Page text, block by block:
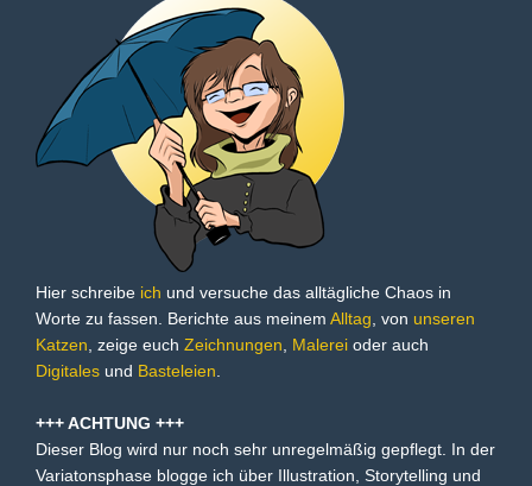
Hier schreibe ich und versuche das alltägliche Chaos in
Worte zu fassen. Berichte aus meinem Alltag , von unseren
Katzen , zeige euch Zeichnungen Malerei oder auch
Digitales und Basteleien
+++ ACHTUNG +++
Dieser Blog wird nur noch sehr unregelmäßig gepflegt. In der
Variatonsphase blogge ich über Illustration, Storytelling und